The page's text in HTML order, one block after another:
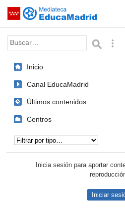
Saltar navegación
Palabra o frase:
Inicio
Canal EducaMadrid
Últimos contenidos
Centros
Inicia sesión para aportar
Iniciar